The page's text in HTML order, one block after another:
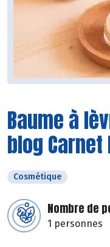
Baume à
blog Carnet
Cosmétique
Nombre de
1 personnes